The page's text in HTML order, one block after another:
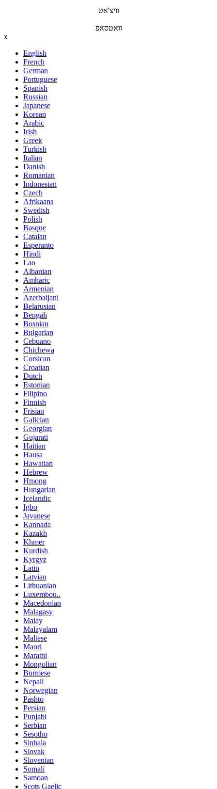
וויצ'אט
וואטסאפ
x
English
French
German
Portuguese
Spanish
Russian
Japanese
Korean
Arabic
Irish
Greek
Turkish
Italian
Danish
Romanian
Indonesian
Czech
Afrikaans
Swedish
Polish
Basque
Catalan
Esperanto
Hindi
Lao
Albanian
Amharic
Armenian
Azerbaijani
Belarusian
Bengali
Bosnian
Bulgarian
Cebuano
Chichewa
Corsican
Croatian
Dutch
Estonian
Filipino
Finnish
Frisian
Galician
Georgian
Gujarati
Haitian
Hausa
Hawaiian
Hebrew
Hmong
Hungarian
Icelandic
Igbo
Javanese
Kannada
Kazakh
Khmer
Kurdish
Kyrgyz
Latin
Latvian
Lithuanian
Luxembou..
Macedonian
Malagasy
Malay
Malayalam
Maltese
Maori
Marathi
Mongolian
Burmese
Nepali
Norwegian
Pashto
Persian
Punjabi
Serbian
Sesotho
Sinhala
Slovak
Slovenian
Somali
Samoan
Scots Gaelic